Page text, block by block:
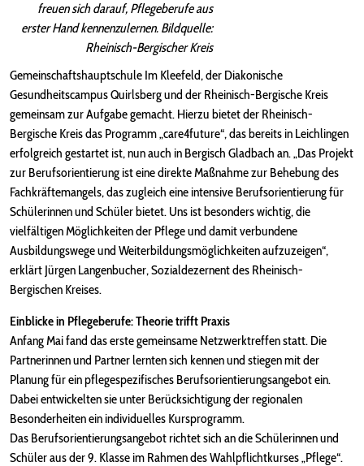
freuen sich darauf, Pflegeberufe aus
erster Hand kennenzulernen. Bildquelle:
Rheinisch-Bergischer Kreis
Gemeinschaftshauptschule Im Kleefeld, der Diakonische
Gesundheitscampus Quirlsberg und der Rheinisch-Bergische Kreis
gemeinsam zur Aufgabe gemacht. Hierzu bietet der Rheinisch-
Bergische Kreis das Programm „care4future“, das bereits in Leichlingen
erfolgreich gestartet ist, nun auch in Bergisch Gladbach an. „Das Projekt
zur Berufsorientierung ist eine direkte Maßnahme zur Behebung des
Fachkräftemangels, das zugleich eine intensive Berufsorientierung für
Schülerinnen und Schüler bietet. Uns ist besonders wichtig, die
vielfältigen Möglichkeiten der Pflege und damit verbundene
Ausbildungswege und Weiterbildungsmöglichkeiten aufzuzeigen“,
erklärt Jürgen Langenbucher, Sozialdezernent des Rheinisch-
Bergischen Kreises.
Einblicke in Pflegeberufe: Theorie trifft Praxis
Anfang Mai fand das erste gemeinsame Netzwerktreffen statt. Die
Partnerinnen und Partner lernten sich kennen und stiegen mit der
Planung für ein pflegespezifisches Berufsorientierungsangebot ein.
Dabei entwickelten sie unter Berücksichtigung der regionalen
Besonderheiten ein individuelles Kursprogramm.
Das Berufsorientierungsangebot richtet sich an die Schülerinnen und
Schüler aus der 9. Klasse im Rahmen des Wahlpflichtkurses „Pflege“.